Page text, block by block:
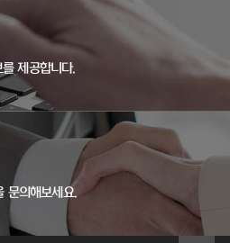
제공합니다.
문의해보세요.